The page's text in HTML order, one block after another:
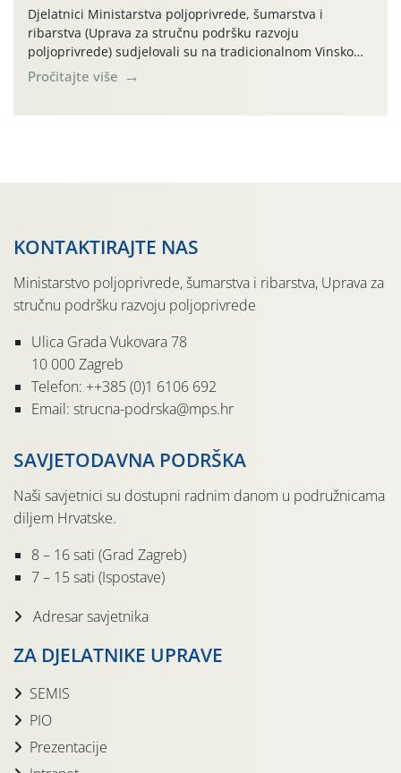
Djelatnici Ministarstva poljoprivrede, šumarstva i
ribarstva (Uprava za stručnu podršku razvoju
poljoprivrede) sudjelovali su na tradicionalnom Vinskom
forumu, održanom 24.07.2026. godine u Domu vinarske
tradicije u Putnikovićima na poluotoku Pelješcu, u
Pročitajte više
KONTAKTIRAJTE NAS
Ministarstvo poljoprivrede, šumarstva i ribarstva, Uprava za
stručnu podršku razvoju poljoprivrede
Ulica Grada Vukovara 78
10 000 Zagreb
Telefon: ++385 (0)1 6106 692
Email: strucna-podrska@mps.hr
SAVJETODAVNA PODRŠKA
Naši savjetnici su dostupni radnim danom u podružnicama
diljem Hrvatske.
8 – 16 sati (Grad Zagreb)
7 – 15 sati (Ispostave)
Adresar savjetnika
ZA DJELATNIKE UPRAVE
SEMIS
PIO
Prezentacije